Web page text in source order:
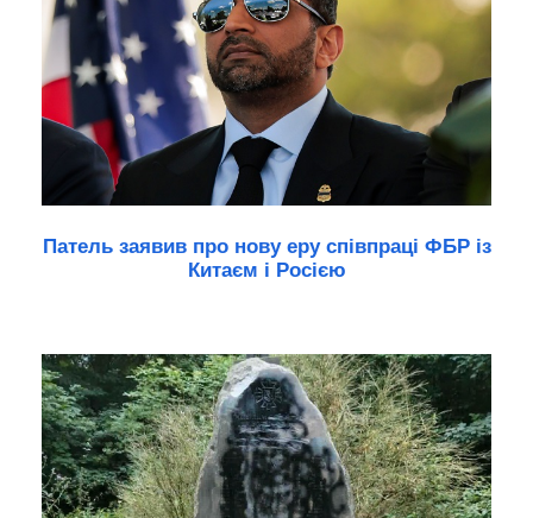
Патель заявив про нову еру співпраці ФБР із
Китаєм і Росією